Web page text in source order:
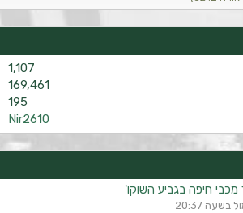
1,107
169,461
195
Nir2610
מכבי חיפה בגביע השוקו'
בשעה 20:37